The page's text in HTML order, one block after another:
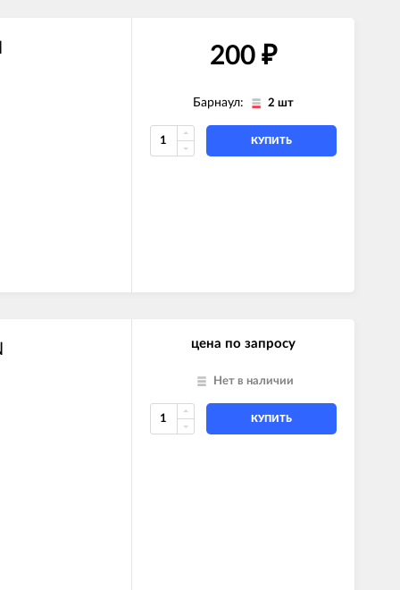
200 ₽
Барнаул: 2 шт
КУПИТЬ
цена по запросу
Нет в наличии
КУПИТЬ